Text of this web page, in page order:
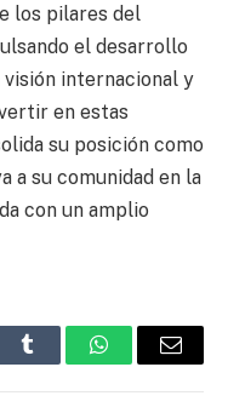
los pilares del
el desarrollo
internacional y
en estas
su posición como
a su comunidad en la
con un amplio
Tumblr WhatsAppEmail